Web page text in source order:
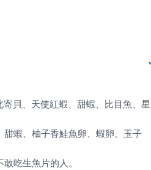
貝、天使紅蝦、甜蝦、比目魚、星
蝦、柚子香鮭魚卵、蝦卵、玉子